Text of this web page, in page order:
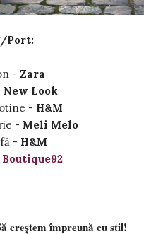
Port:
- Zara
New Look
- H&M
- Meli Melo
- H&M
Boutique92
creștem împreună cu stil!